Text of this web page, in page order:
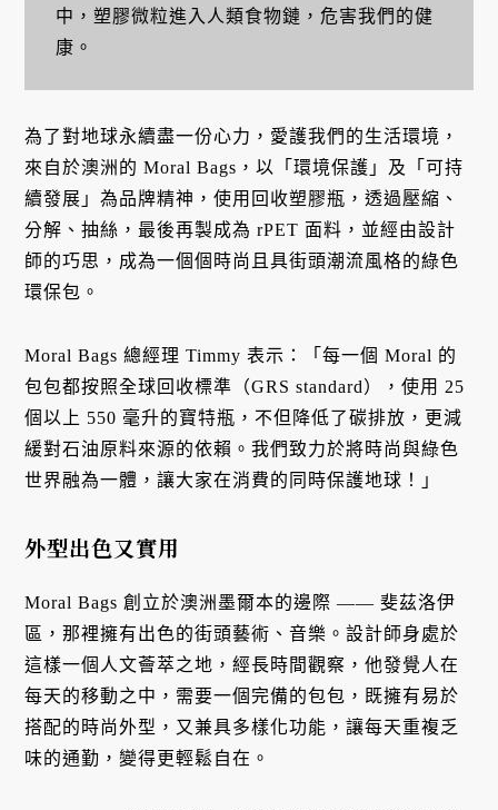
中，塑膠微粒進入人類食物鏈，危害我們的健
康。
為了對地球永續盡一份心力，愛護我們的生活環境，
來自於澳洲的 Moral Bags，以「環境保護」及「可持
續發展」為品牌精神，使用回收塑膠瓶，透過壓縮、
分解、抽絲，最後再製成為 rPET 面料，並經由設計
師的巧思，成為一個個時尚且具街頭潮流風格的綠色
環保包。
Moral Bags 總經理 Timmy 表示：「每一個 Moral 的
包包都按照全球回收標準（GRS standard），使用 25
個以上 550 毫升的寶特瓶，不但降低了碳排放，更減
緩對石油原料來源的依賴。我們致力於將時尚與綠色
世界融為一體，讓大家在消費的同時保護地球！」
外型出色又實用
Moral Bags 創立於澳洲墨爾本的邊際 —— 斐茲洛伊
區，那裡擁有出色的街頭藝術、音樂。設計師身處於
這樣一個人文薈萃之地，經長時間觀察，他發覺人在
每天的移動之中，需要一個完備的包包，既擁有易於
搭配的時尚外型，又兼具多樣化功能，讓每天重複乏
味的通勤，變得更輕鬆自在。